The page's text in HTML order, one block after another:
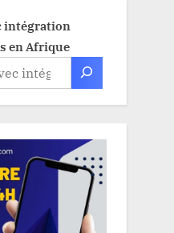
intégration
en Afrique